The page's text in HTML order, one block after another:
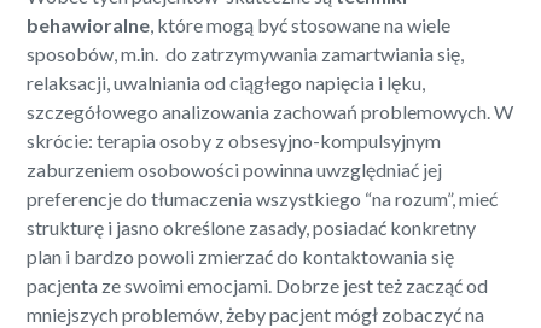
behawioralne, które mogą być stosowane na wiele
sposobów, m.in. do zatrzymywania zamartwiania się,
relaksacji, uwalniania od ciągłego napięcia i lęku,
szczegółowego analizowania zachowań problemowych. W
skrócie: terapia osoby z obsesyjno-kompulsyjnym
zaburzeniem osobowości powinna uwzględniać jej
preferencje do tłumaczenia wszystkiego “na rozum”, mieć
strukturę i jasno określone zasady, posiadać konkretny
plan i bardzo powoli zmierzać do kontaktowania się
pacjenta ze swoimi emocjami. Dobrze jest też zacząć od
mniejszych problemów, żeby pacjent mógł zobaczyć na